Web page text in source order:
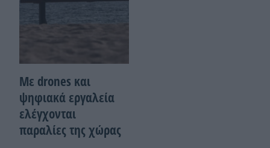
Με drones και
ψηφιακά εργαλεία
ελέγχονται
παραλίες της χώρας